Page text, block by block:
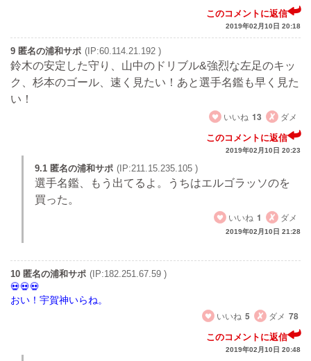
このコメントに返信
2019年02月10日 20:18
9 匿名の浦和サポ (IP:60.114.21.192 )
鈴木の安定した守り、山中のドリブル&強烈な左足のキッ
ク、杉本のゴール、速く見たい！あと選手名鑑も早く見た
い！
いいね 13 ダメ
このコメントに返信
2019年02月10日 20:23
9.1 匿名の浦和サポ (IP:211.15.235.105 )
選手名鑑、もう出てるよ。うちはエルゴラッソのを
買った。
いいね 1 ダメ
2019年02月10日 21:28
10 匿名の浦和サポ (IP:182.251.67.59 )
おい！宇賀神いらね。
いいね 5 ダメ 78
このコメントに返信
2019年02月10日 20:48